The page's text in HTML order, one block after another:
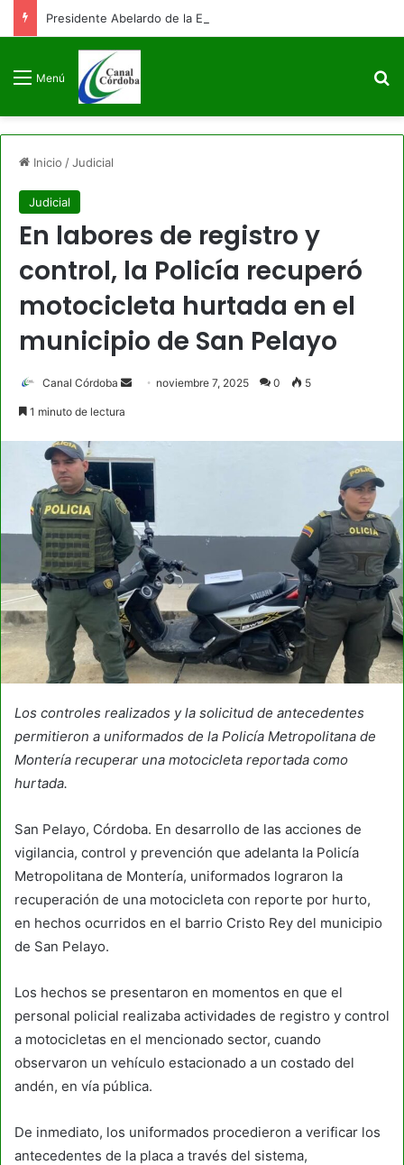
Menú
Inicio /Judicial
Judicial
En labores de registro y
control, la Policía recuperó
motocicleta hurtada en el
municipio de San Pelayo
Canal Córdoba
Send noviembre 7, 2025 0 5
1 minuto de lectura
Los controles realizados y la solicitud de antecedentes
permitieron a uniformados de la Policía Metropolitana de
Montería recuperar una motocicleta reportada como
hurtada.
San Pelayo, Córdoba. En desarrollo de las acciones de
vigilancia, control y prevención que adelanta la Policía
Metropolitana de Montería, uniformados lograron la
recuperación de una motocicleta con reporte por hurto,
en hechos ocurridos en el barrio Cristo Rey del municipio
de San Pelayo.
Los hechos se presentaron en momentos en que el
personal policial realizaba actividades de registro y control
a motocicletas en el mencionado sector, cuando
observaron un vehículo estacionado a un costado del
andén, en vía pública.
De inmediato, los uniformados procedieron a verificar los
antecedentes de la placa a través del sistema,